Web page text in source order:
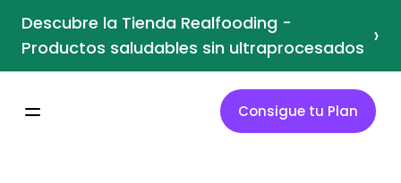
Descubre la Tienda Realfooding -
Productos saludables sin ultraprocesados ›
Consigue tu Plan